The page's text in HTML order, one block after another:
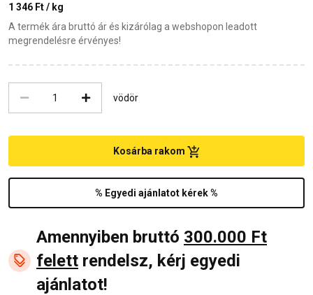
1 346 Ft / kg
A termék ára bruttó ár és kizárólag a webshopon leadott
megrendelésre érvényes!
vödör
% Egyedi ajánlatot kérek %
Kosárba rakom
Amennyiben bruttó 300.000 Ft
felett rendelsz, kérj egyedi
ajánlatot!